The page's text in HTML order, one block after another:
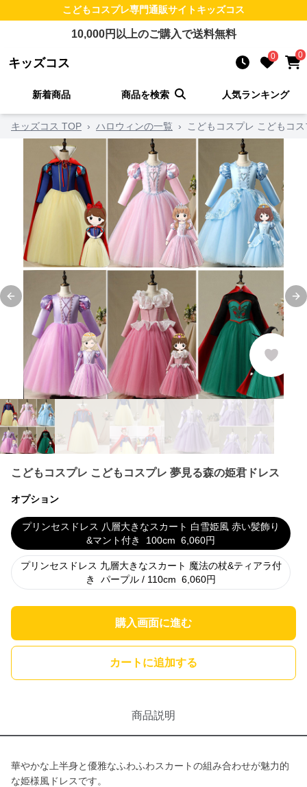
こどもコスプレ専門通販サイトキッズコス
10,000円以上のご購入で送料無料
キッズコス 0 0
新着商品 商品を検索 人気ランキング
キッズコス TOP › ハロウィンの一覧 › こどもコスプレ こどもコ
Previous slide
こどもコスプレ こどもコスプレ 夢見る森の姫君ドレス
オプション
プリンセスドレス 八層大きなスカート 白雪姫風 赤い髪飾り
&マント付き
100cm 6,060円
プリンセスドレス 九層大きなスカート 魔法の杖&ティアラ付
き
パープル / 110cm 6,060円
購入画面に進む
カートに追加する
商品説明
華やかな上半身と優雅なふわふわスカートの組み合わせが魅力的
な姫様風ドレスです。